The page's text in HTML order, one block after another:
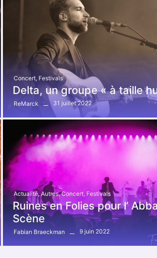
Concert, Festivals
Delta, un groupe « à taille
ReMarck 31 juillet 2022
Actualité, Autres, Concert, Festivals
Ruines en Folies pour l’
Scène
Fabian Braeckman 9 juin 2022